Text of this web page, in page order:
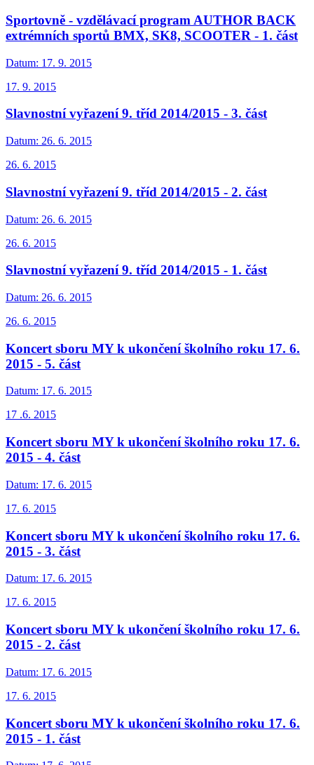
Sportovně - vzdělávací program AUTHOR BACK
extrémních sportů BMX, SK8, SCOOTER - 1. část
Datum: 17. 9. 2015
17. 9. 2015
Slavnostní vyřazení 9. tříd 2014/2015 - 3. část
Datum: 26. 6. 2015
26. 6. 2015
Slavnostní vyřazení 9. tříd 2014/2015 - 2. část
Datum: 26. 6. 2015
26. 6. 2015
Slavnostní vyřazení 9. tříd 2014/2015 - 1. část
Datum: 26. 6. 2015
26. 6. 2015
Koncert sboru MY k ukončení školního roku 17. 6.
2015 - 5. část
Datum: 17. 6. 2015
17 .6. 2015
Koncert sboru MY k ukončení školního roku 17. 6.
2015 - 4. část
Datum: 17. 6. 2015
17. 6. 2015
Koncert sboru MY k ukončení školního roku 17. 6.
2015 - 3. část
Datum: 17. 6. 2015
17. 6. 2015
Koncert sboru MY k ukončení školního roku 17. 6.
2015 - 2. část
Datum: 17. 6. 2015
17. 6. 2015
Koncert sboru MY k ukončení školního roku 17. 6.
2015 - 1. část